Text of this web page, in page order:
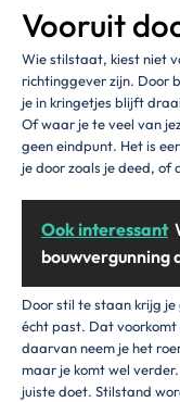
Vooruit
Wie stilstaat, kiest niet
richtinggever zijn. Door
je in kringetjes blijft
Of waar je te veel van
geen eindpunt. Het is
je door zoals je deed, of
Ook interessant
bouwvergunning
Door stil te staan krijg
écht past. Dat
daarvan neem je het
maar je komt wel
juiste doet. Stilstand